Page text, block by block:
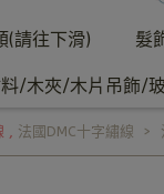
(請往下滑) 髮
/木夾/木片吊飾/
, 法國DMC十字繡線